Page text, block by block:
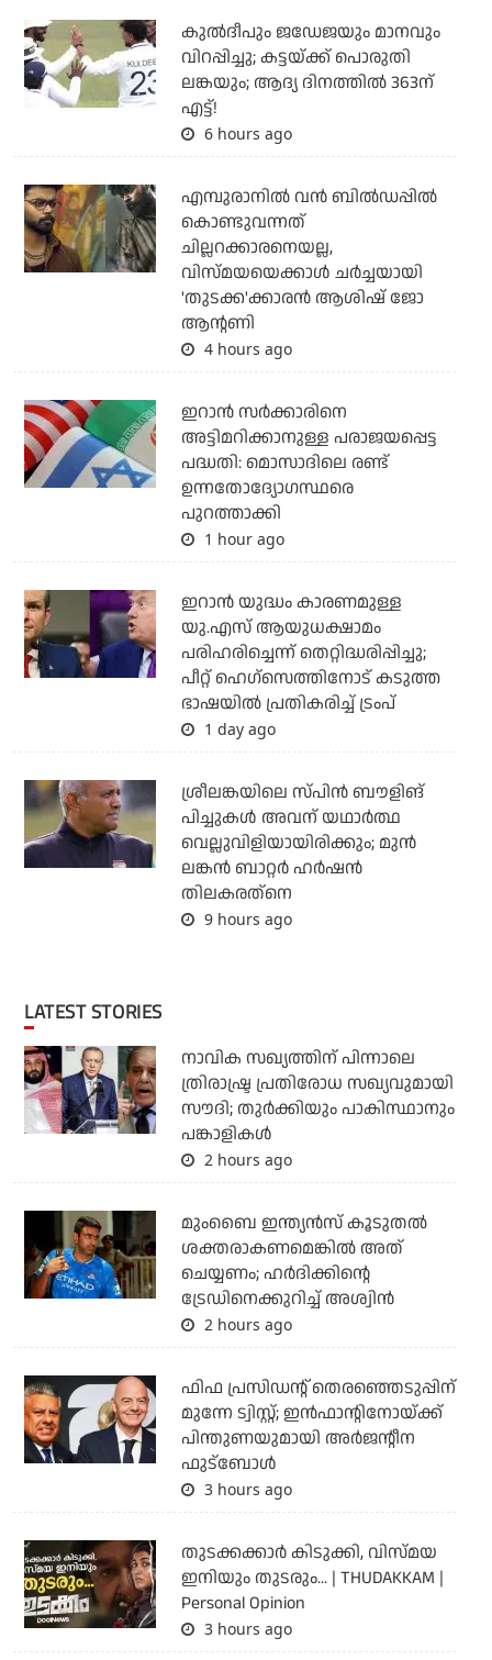
കുല്‍ദീപും ജഡേജയും മാനവും
വിറപ്പിച്ചു; കട്ടയ്ക്ക് പൊരുതി
ലങ്കയും; ആദ്യ ദിനത്തില്‍ 363ന്
എട്ട്!
6 hours ago
എമ്പുരാനില്‍ വന്‍ ബില്‍ഡപ്പില്‍
കൊണ്ടുവന്നത്
ചില്ലറക്കാരനെയല്ല,
വിസ്മയയെക്കാള്‍ ചര്‍ച്ചയായി
'തുടക്ക'ക്കാരന്‍ ആശിഷ് ജോ
ആന്റണി
4 hours ago
ഇറാന്‍ സര്‍ക്കാരിനെ
അട്ടിമറിക്കാനുള്ള പരാജയപ്പെട്ട
പദ്ധതി: മൊസാദിലെ രണ്ട്
ഉന്നതോദ്യോഗസ്ഥരെ
പുറത്താക്കി
1 hour ago
ഇറാന്‍ യുദ്ധം കാരണമുള്ള
യു.എസ് ആയുധക്ഷാമം
പരിഹരിച്ചെന്ന് തെറ്റിദ്ധരിപ്പിച്ചു;
പീറ്റ് ഹെഗ്‌സെത്തിനോട് കടുത്ത
ഭാഷയില്‍ പ്രതികരിച്ച് ട്രംപ്
1 day ago
ശ്രീലങ്കയിലെ സ്പിന്‍ ബൗളിങ്
പിച്ചുകള്‍ അവന് യഥാര്‍ത്ഥ
വെല്ലുവിളിയായിരിക്കും; മുന്‍
ലങ്കന്‍ ബാറ്റര്‍ ഹര്‍ഷന്‍
തിലകരത്‌നെ
9 hours ago
LATEST STORIES
നാവിക സഖ്യത്തിന് പിന്നാലെ
ത്രിരാഷ്ട്ര പ്രതിരോധ സഖ്യവുമായി
സൗദി; തുര്‍ക്കിയും പാകിസ്ഥാനും
പങ്കാളികള്‍
2 hours ago
മുംബൈ ഇന്ത്യന്‍സ് കൂടുതല്‍
ശക്തരാകണമെങ്കില്‍ അത്
ചെയ്യണം; ഹര്‍ദിക്കിന്റെ
ട്രേഡിനെക്കുറിച്ച് അശ്വിന്‍
2 hours ago
ഫിഫ പ്രസിഡന്റ് തെരഞ്ഞെടുപ്പിന്
മുന്നേ ട്വിസ്റ്റ്; ഇന്‍ഫാന്റിനോയ്ക്ക്
പിന്തുണയുമായി അര്‍ജന്റീന
ഫുട്‌ബോള്‍
3 hours ago
തുടക്കക്കാര്‍ കിടുക്കി, വിസ്മയ
ഇനിയും തുടരും... | THUDAKKAM |
Personal Opinion
3 hours ago